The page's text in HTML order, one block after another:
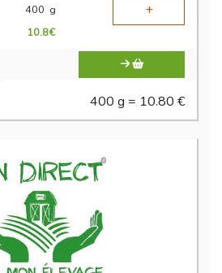
400 g +
10.8€
400 g = 10.80 €